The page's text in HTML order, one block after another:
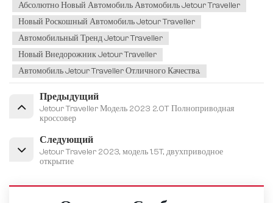
Абсолютно Новый Автомобиль Автомобиль Jetour Traveller
Новый Роскошный Автомобиль Jetour Traveller
Автомобильный Тренд Jetour Traveller
Новый Внедорожник Jetour Traveller
Автомобиль Jetour Traveller Отличного Качества.
Предыдущий
Jetour Traveller Модель 2023 2.0T Полноприводная
кроссовер
Следующий
Jetour Traveler 2023, модель 1.5T, двухприводное
открытие